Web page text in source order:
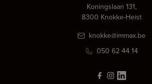
Koningslaan 131,
8300 Knokke-Heist
knokke@immax.be
050 62 44 14